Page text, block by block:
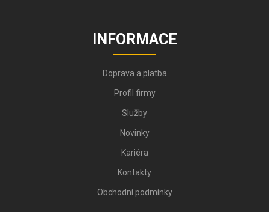
INFORMACE
Doprava a platba
Profil firmy
Služby
Novinky
Kariéra
Kontakty
Obchodní podmínky